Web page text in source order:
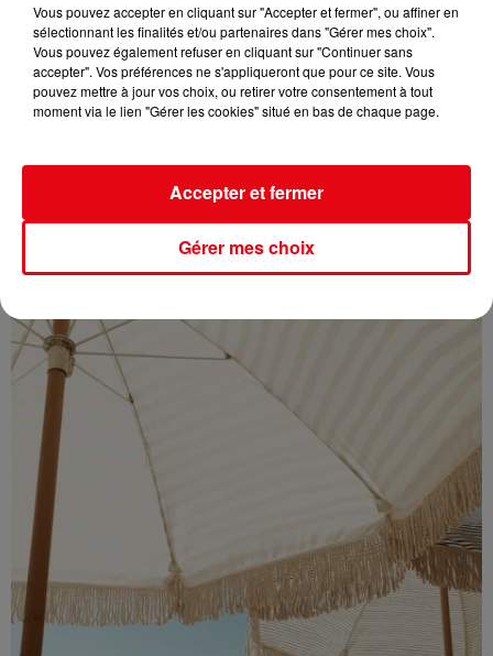
Éclipse solaire du 12 août : où l’observer entre Cannes et Nice et...
Vous pouvez accepter en cliquant sur "Accepter et fermer", ou affiner en
sélectionnant les finalités et/ou partenaires dans "Gérer mes choix".
Vous pouvez également refuser en cliquant sur "Continuer sans
accepter". Vos préférences ne s'appliqueront que pour ce site. Vous
pouvez mettre à jour vos choix, ou retirer votre consentement à tout
moment via le lien "Gérer les cookies" situé en bas de chaque page.
Gérer mes choix
Accepter et fermer